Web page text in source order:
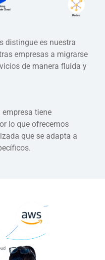
distingue es nuestra
empresas a migrarse
de manera fluida y
empresa tiene
lo que ofrecemos
que se adapta a